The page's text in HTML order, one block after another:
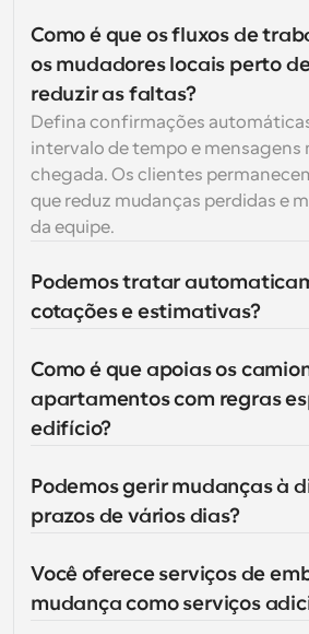
Como é que os fluxos de
os mudadores locais perto
reduzir as faltas?
Defina confirmações
intervalo de tempo e mensagens
chegada. Os clientes
que reduz mudanças perdidas e
da equipe.
Podemos tratar
cotações e estimativas?
Como é que apoias os
apartamentos com regras
edifício?
Podemos gerir mudanças à
prazos de vários dias?
Você oferece serviços de
mudança como serviços